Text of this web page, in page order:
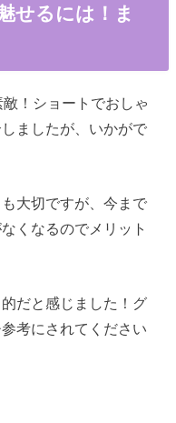
せるには！ま
！ショートでおしゃ
ましたが、いかがで
大切ですが、今まで
くなるのでメリット
だと感じました！グ
考にされてください